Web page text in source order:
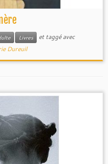
Livres et taggé avec
Dureuil